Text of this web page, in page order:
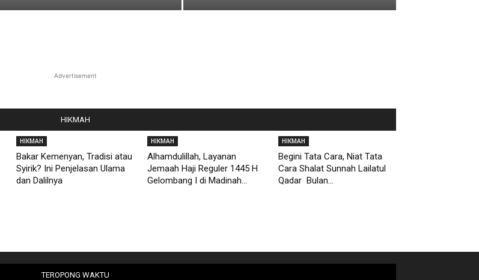
Advertisement
HIKMAH
HIKMAH
Bakar Kemenyan, Tradisi atau
Syirik? Ini Penjelasan Ulama
dan Dalilnya
HIKMAH
Alhamdulillah, Layanan
Jemaah Haji Reguler 1445 H
Gelombang I di Madinah...
HIKMAH
Begini Tata Cara, Niat Tata
Cara Shalat Sunnah Lailatul
Qadar Bulan...
TEROPONG WAKTU